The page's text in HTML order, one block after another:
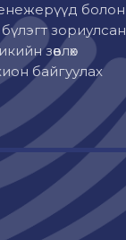
болон
зориулсан
зөвлөх
байгуулах